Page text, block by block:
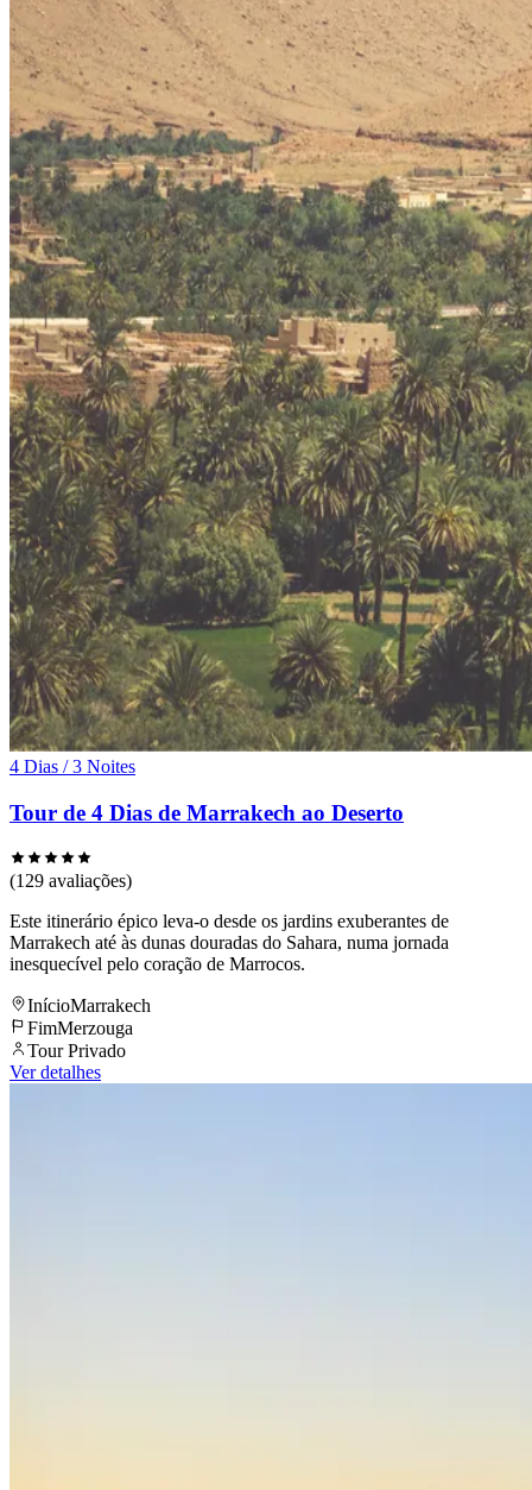
4 Dias / 3 Noites
Tour de 4 Dias de Marrakech ao Deserto
(129 avaliações)
Este itinerário épico leva-o desde os jardins exuberantes de
Marrakech até às dunas douradas do Sahara, numa jornada
inesquecível pelo coração de Marrocos.
InícioMarrakech
FimMerzouga
Tour Privado
Ver detalhes